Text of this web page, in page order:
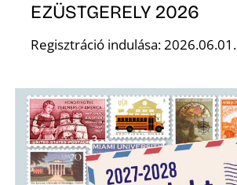
EZÜSTGERELY 2026
Regisztráció indulása: 2026.06.01.